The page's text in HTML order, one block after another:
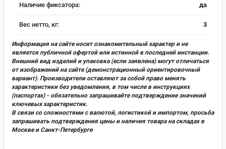
Наличие фиксатора: да
Вес нетто, кг: 3
Информация на сайте носит ознакомительный характер и не
является публичной офертой или истинной в последней инстанции.
Внешний вид изделий и упаковка (если заявлена) могут отличаться
от изображений на сайте (демонстрационный ориентировочный
вариант). Производители оставляют за собой право менять
характеристики без уведомления, в том числе в инструкциях
(паспортах) - обязательно запрашивайте подтверждение значений
ключевых характеристик.
В связи со сложностями с валютой, логистикой и импортом, просьба
запрашивать подтверждения цены и наличия товара на складах в
Москве и Санкт-Петербурге